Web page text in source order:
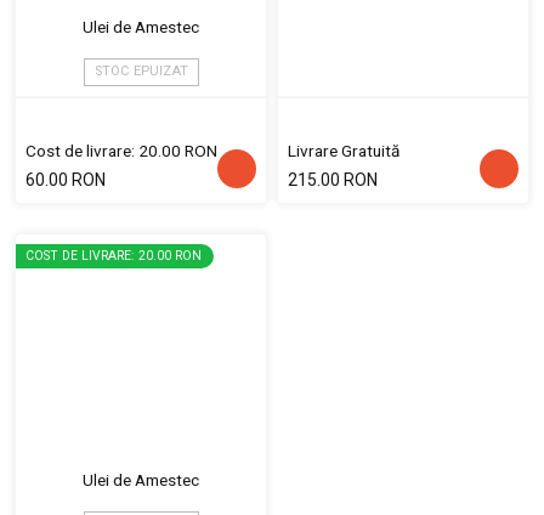
Ulei de Amestec
STOC EPUIZAT
Cost de livrare: 20.00 RON
60.00 RON
Livrare Gratuită
215.00 RON
COST DE LIVRARE: 20.00 RON
Ulei de Amestec